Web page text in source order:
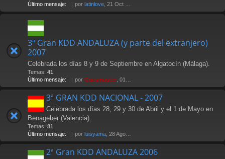
Último mensaje:
por latinlove , 21 Oct 2007 20:28
3ª Gran KDD ANDALUZA (y parte del extranjero)
2007
Celebrada los días 8 y 9 de Septiembre en Algatocín (Málaga).
Temas: 41
Último mensaje:
por Güesmaster , 01 Oct 2007 02:36
3ª GRAN KDD NACIONAL - 2007
Celebrada los días 28, 29 y 30 de Abril y el 1 de Mayo en
Benageber (Valencia).
Temas: 81
Último mensaje:
por luisyama , 28 Ago 2009 19:24
2ª Gran KDD ANDALUZA 2006